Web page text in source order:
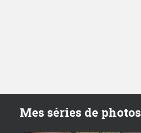
Mes séries de photos